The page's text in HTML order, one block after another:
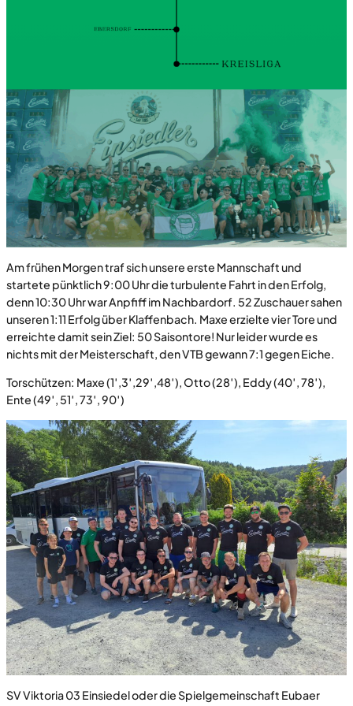
Am frühen Morgen traf sich unsere erste Mannschaft und
startete pünktlich 9:00 Uhr die turbulente Fahrt in den Erfolg,
denn 10:30 Uhr war Anpfiff im Nachbardorf. 52 Zuschauer sahen
unseren 1:11 Erfolg über Klaffenbach. Maxe erzielte vier Tore und
erreichte damit sein Ziel: 50 Saisontore! Nur leider wurde es
nichts mit der Meisterschaft, den VTB gewann 7:1 gegen Eiche.
Torschützen: Maxe (1′,3′,29′,48′), Otto (28′), Eddy (40′, 78′),
Ente (49′, 51′, 73′, 90′)
SV Viktoria 03 Einsiedel oder die Spielgemeinschaft Eubaer